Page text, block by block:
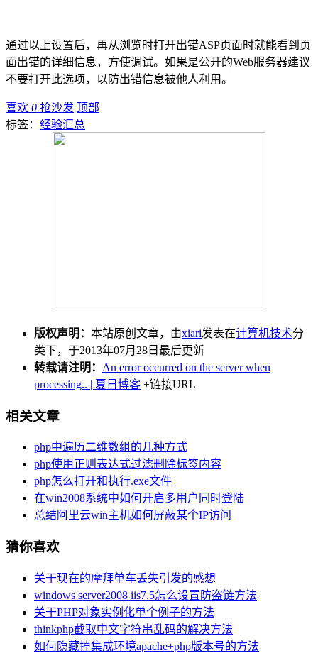
通过以上设置后，再从浏览时打开出错ASP页面时就能看到页
面出错的详细信息，方使调试。如果是公开的Web服务器建议
不要打开此选项，以防出错信息被他人利用。
喜欢 0 抢沙发 顶部
标签： 经验汇总
版权声明： 本站原创文章，由xiari发表在计算机技术分
类下，于2013年07月28日最后更新
转载请注明： An error occurred on the server when
processing.. | 夏日博客 +链接URL
相关文章
php中遍历二维数组的几种方式
php使用正则表达式过滤删除标签内容
php怎么打开和执行.exe文件
在win2008系统中如何开启多用户同时登陆
总结阿里云win主机如何屏蔽某个IP访问
猜你喜欢
关于现在的摩拜单车丢失引发的感想
windows server2008 iis7.5怎么设置防盗链方法
关于PHP对象实例化单个例子的方法
thinkphp截取中文字符串乱码的解决方法
如何隐藏掉集成环境apache+php版本号的方法